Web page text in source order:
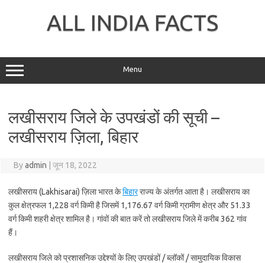
ALL INDIA FACTS
Menu
लखीसराय जिले के उपखंडों की सूची –
लखीसराय ज़िला, बिहार
Byadmin जून 18, 2022
लखीसराय (Lakhisarai) ज़िला भारत केबिहारराज्य के अंतर्गत आता है। लखीसराय का
कुल क्षेत्रफल 1,228 वर्ग किमी है जिसमें 1,176.67 वर्ग किमी ग्रामीण क्षेत्र और 51.33
वर्ग किमी शहरी क्षेत्र शामिल है। गांवों की बात करें तो लखीसराय जिले में करीब 362 गांव
हैं।
लखीसराय जिले को प्रशासनिक उद्देश्यों के लिए उपखंडों / ब्लॉकों / सामुदायिक विकास